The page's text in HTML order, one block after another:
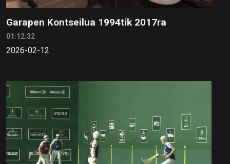
Garapen Kontseilua 1994tik 2017ra
01:12:32
2026-02-12